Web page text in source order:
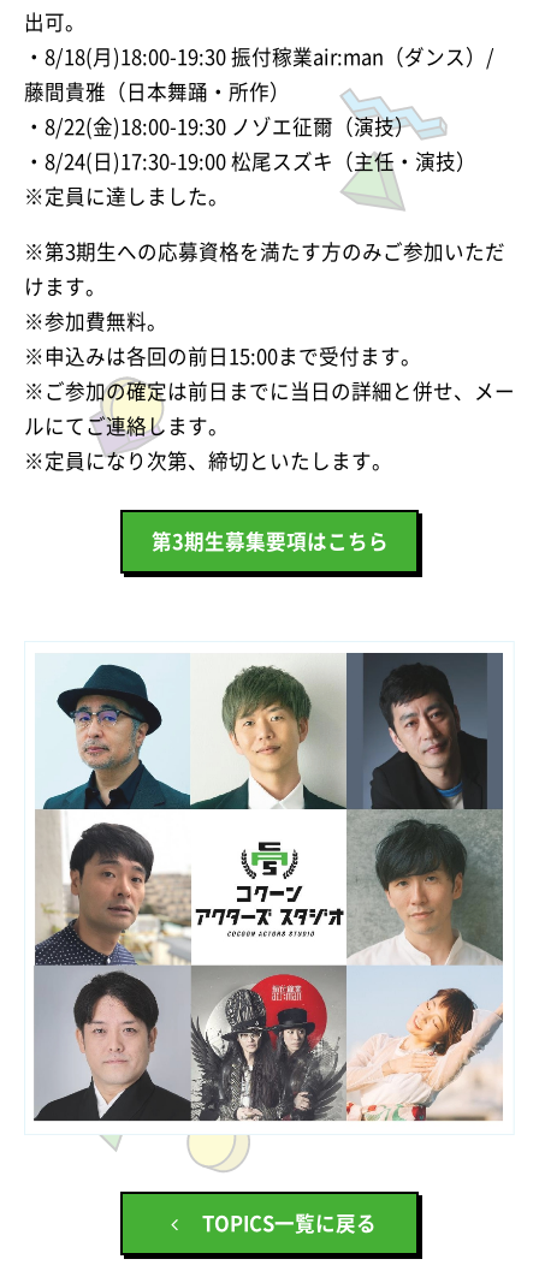
出可。
・8/18(月)18:00-19:30 振付稼業air:man（ダンス）/
藤間貴雅（日本舞踊・所作）
・8/22(金)18:00-19:30 ノゾエ征爾（演技）
・8/24(日)17:30-19:00 松尾スズキ（主任・演技）
※定員に達しました。
※第3期生への応募資格を満たす方のみご参加いただ
けます。
※参加費無料。
※申込みは各回の前日15:00まで受付ます。
※ご参加の確定は前日までに当日の詳細と併せ、メー
ルにてご連絡します。
※定員になり次第、締切といたします。
第3期生募集要項はこちら
TOPICS一覧に戻る